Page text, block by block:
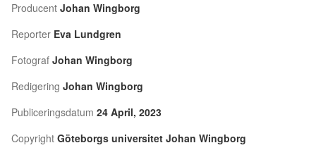
Producent Johan Wingborg
Reporter Eva Lundgren
Fotograf Johan Wingborg
Redigering Johan Wingborg
Publiceringsdatum 24 April, 2023
Copyright Göteborgs universitet Johan Wingborg